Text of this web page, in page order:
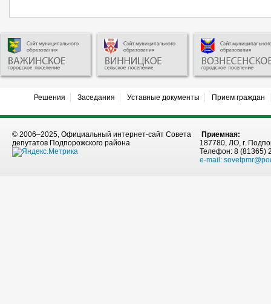
Решения Заседания Уставные документы Прием граждан
© 2006–2025, Официальный интернет-сайт Совета
депутатов Подпорожского района
Приемная:
187780, ЛО, г.
Телефон: 8 (81365)
e-mail: